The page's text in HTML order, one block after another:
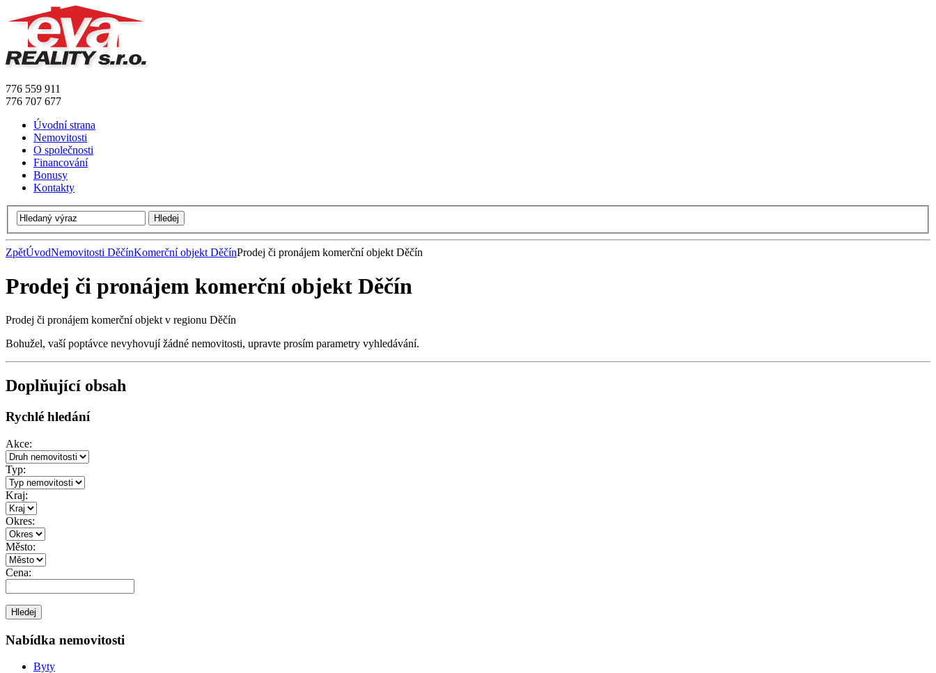
776 559 911
776 707 677
Úvodní strana
Nemovitosti
O společnosti
Financování
Bonusy
Kontakty
ZpětÚvodNemovitosti DěčínKomerční objekt DěčínProdej či pronájem komerční objekt Děčín
Prodej či pronájem komerční objekt Děčín
Prodej či pronájem komerční objekt v regionu Děčín
Bohužel, vaší poptávce nevyhovují žádné nemovitosti, upravte prosím parametry vyhledávání.
Doplňující obsah
Rychlé hledání
Akce:
Typ:
Kraj:
Okres:
Město:
Cena:
Nabídka nemovitosti
Byty